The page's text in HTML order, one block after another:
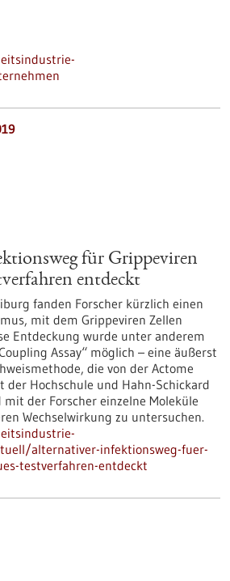
für Grippeviren
entdeckt
fanden Forscher kürzlich einen
mit dem Grippeviren Zellen
Entdeckung wurde unter anderem
Assay“ möglich – eine äußerst
die von der Actome
der Hochschule und Hahn-Schickard
der Forscher einzelne Moleküle
Wechselwirkung zu untersuchen.
alternativer-infektionsweg-fuer-
testverfahren-entdeckt